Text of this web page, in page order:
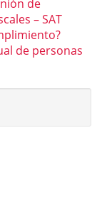
de
– SAT
de personas